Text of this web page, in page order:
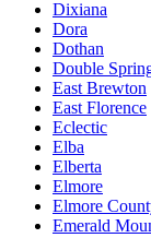
Dixiana
Dora
Dothan
Double
East Brewton
East Florence
Eclectic
Elba
Elberta
Elmore
Elmore
Emerald